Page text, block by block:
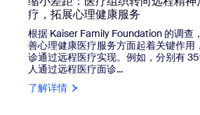
疗，拓展心理健康服务
根据 Kaiser Family Foundation 的调查
善心理健康医疗服务方面起着关键作用
诊通过远程医疗实现。例如，分别有
人通过远程医疗面诊...
了解详情